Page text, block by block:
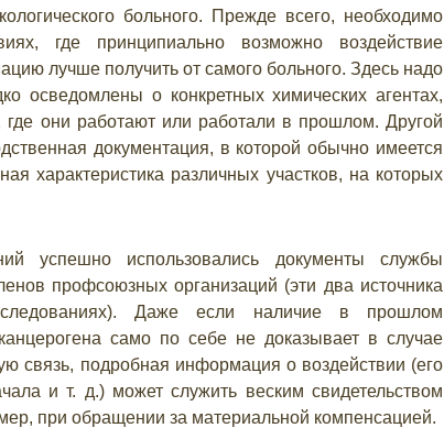
больного. Прежде всего, необходимо
где принципиально возможно воздействие
лучше получить от самого больного. Здесь надо
осведомлены о конкретных химических агентах,
они работают или работали в прошлом. Другой
документация, в которой обычно имеется
характеристика различных участков, на которых
успешно использовались документы службы
профсоюзных организаций (эти два источника
Даже если наличие в прошлом
само по себе не доказывает в случае
связь, подробная информация о воздействии (его
и т. д.) может служить веским свидетельством
при обращении за материальной компенсацией.